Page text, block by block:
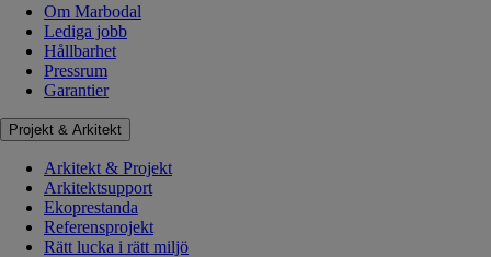
Om Marbodal
Lediga jobb
Hållbarhet
Pressrum
Garantier
Projekt & Arkitekt
Arkitekt & Projekt
Arkitektsupport
Ekoprestanda
Referensprojekt
Rätt lucka i rätt miljö